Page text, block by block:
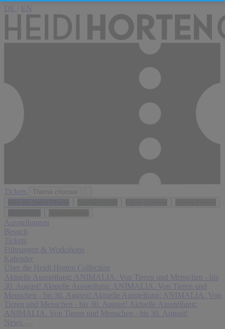
DE EN
Tickets
Theme chooser
Ausstellungen
Besuch
Tickets
Führungen & Workshops
Kalender
Über die Heidi Horten Collection
Aktuelle Ausstellung: ANIMALIA. Von Tieren und Menschen - bis
30. August! Aktuelle Ausstellung: ANIMALIA. Von Tieren und
Menschen - bis 30. August! Aktuelle Ausstellung: ANIMALIA. Von
Tieren und Menschen - bis 30. August! Aktuelle Ausstellung:
ANIMALIA. Von Tieren und Menschen - bis 30. August!
News